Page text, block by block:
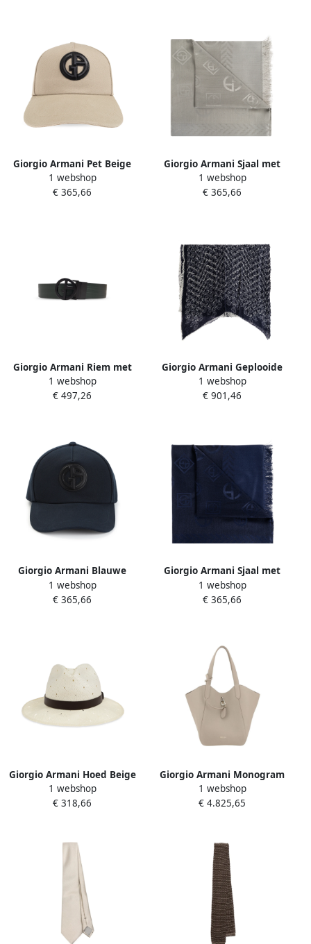
Giorgio Armani Pet Beige
Heren
1 webshop
€ 365,66
Giorgio Armani Sjaal met
monogram Gray Heren
1 webshop
€ 365,66
Giorgio Armani Riem met
verwisselbare gespen
Green Heren
1 webshop
€ 497,26
Giorgio Armani Geplooide
sjaal met monogram Blue
Heren
1 webshop
€ 901,46
Giorgio Armani Blauwe
Stijlvolle Katoenen Hoed
Blue Heren
1 webshop
€ 365,66
Giorgio Armani Sjaal met
monogram Blue Heren
1 webshop
€ 365,66
Giorgio Armani Hoed Beige
Heren
1 webshop
€ 318,66
Giorgio Armani Monogram
Leren Schoudertas Gray
Dames
1 webshop
€ 4.825,65